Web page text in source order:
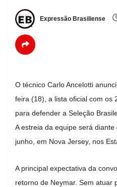
Expressão Brasiliense
O técnico Carlo Ancelotti
feira (18), a lista oficial com os
para defender a Seleção
A estreia da equipe será
junho, em Nova Jersey, nos
A principal expectativa da
retorno de Neymar. Sem atuar